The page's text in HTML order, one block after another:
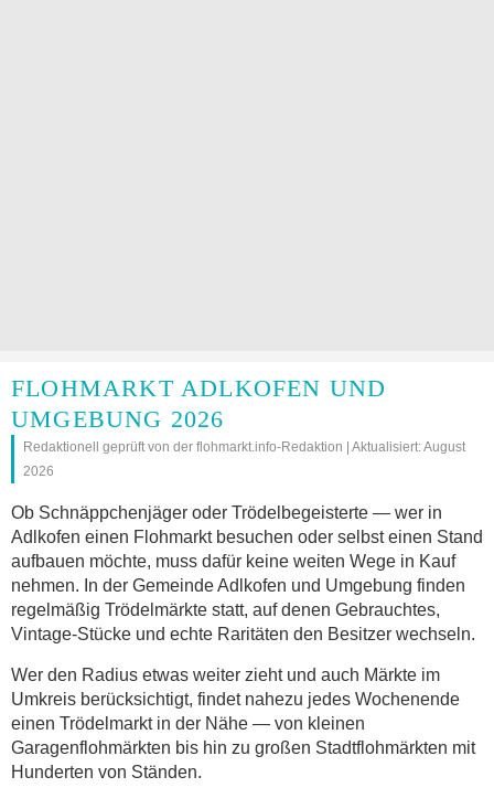
FLOHMARKT ADLKOFEN UND
UMGEBUNG 2026
Redaktionell geprüft von der flohmarkt.info-Redaktion | Aktualisiert: August
2026
Ob Schnäppchenjäger oder Trödelbegeisterte — wer in
Adlkofen einen Flohmarkt besuchen oder selbst einen Stand
aufbauen möchte, muss dafür keine weiten Wege in Kauf
nehmen. In der Gemeinde Adlkofen und Umgebung finden
regelmäßig Trödelmärkte statt, auf denen Gebrauchtes,
Vintage-Stücke und echte Raritäten den Besitzer wechseln.
Wer den Radius etwas weiter zieht und auch Märkte im
Umkreis berücksichtigt, findet nahezu jedes Wochenende
einen Trödelmarkt in der Nähe — von kleinen
Garagenflohmärkten bis hin zu großen Stadtflohmärkten mit
Hunderten von Ständen.